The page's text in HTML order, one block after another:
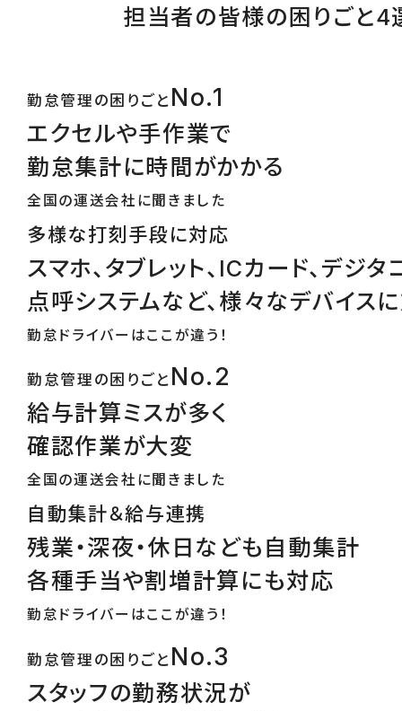
担当者の皆様の困りごと4
勤怠管理の困りごと No.1
エクセルや手作業で
勤怠集計に時間がかかる
全国の運送会社に聞きました
多様な打刻手段に対応
スマホ、タブレット、ICカード、デジタ
点呼システムなど、様々なデバイス
勤怠ドライバーはここが違う！
勤怠管理の困りごと No.2
給与計算ミスが多く
確認作業が大変
全国の運送会社に聞きました
自動集計＆給与連携
残業・深夜・休日なども自動集計
各種手当や割増計算にも対応
勤怠ドライバーはここが違う！
勤怠管理の困りごと No.3
スタッフの勤務状況が